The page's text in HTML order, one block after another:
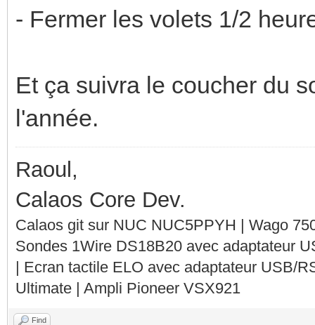
- Fermer les volets 1/2
Et ça suivra le coucher du
l'année.
Raoul,
Calaos Core Dev.
Calaos git sur NUC NUC5PPYH | Wago
Sondes 1Wire DS18B20 avec adaptateur
| Ecran tactile ELO avec adaptateur USB/
Ultimate | Ampli Pioneer VSX921
Find